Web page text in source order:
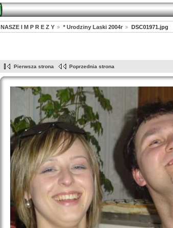
NASZE I M P R E Z Y * Urodziny Laski 2004r DSC01971.jpg
Pierwsza strona Poprzednia strona